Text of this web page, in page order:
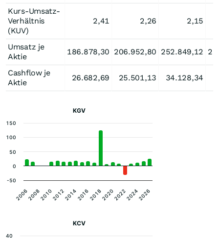
Kurs-Umsatz-
Verhältnis
(KUV)
2,41 2,26 2,15
Umsatz je
Aktie
186.878,30 206.952,80 252.849,12
Cashflow je
Aktie
26.682,69 25.501,13 34.128,34
KGV
20062008201020122014201620182020202220242026
-50
0
50
100
150
KCV
40